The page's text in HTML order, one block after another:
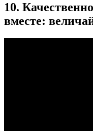
10.
вместе: